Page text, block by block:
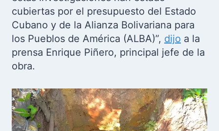
cubiertas por el presupuesto del Estado
Cubano y de la Alianza Bolivariana para
los Pueblos de América (ALBA)”, dijo a la
prensa Enrique Piñero, principal jefe de la
obra.